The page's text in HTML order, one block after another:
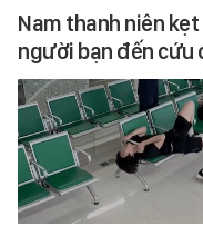
Nam thanh niên
người bạn đến cứu